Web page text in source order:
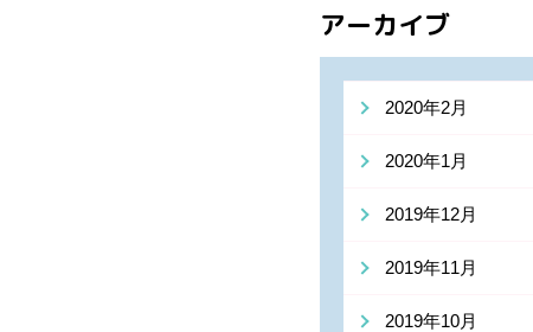
アーカイブ
2020年2月
2020年1月
2019年12月
2019年11月
2019年10月